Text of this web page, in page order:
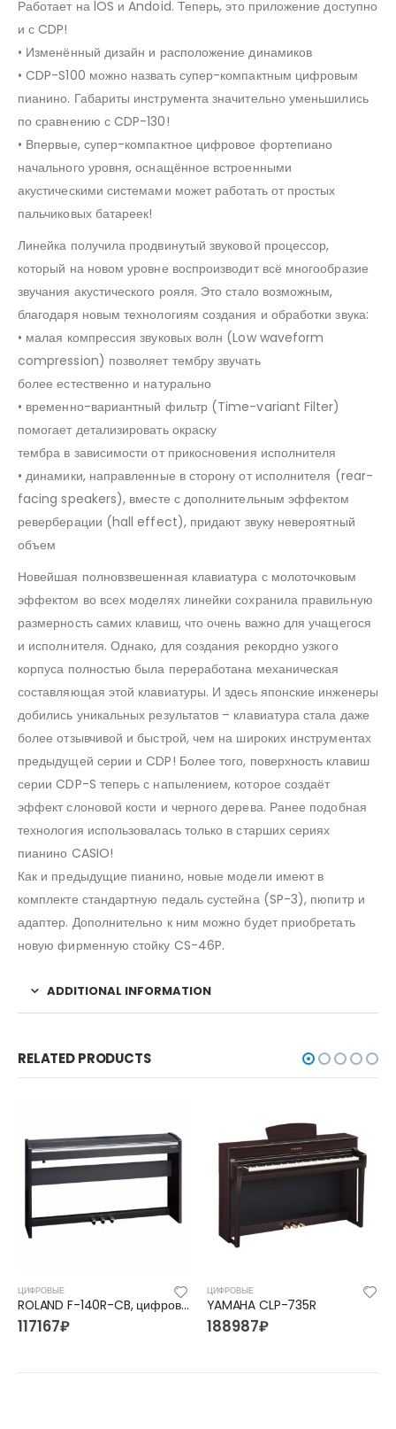
Работает на lOS и Andoid. Теперь, это приложение доступно
и с CDP!
• Изменённый дизайн и расположение динамиков
• CDP-S100 можно назвать супер-компактным цифровым
пианино. Габариты инструмента значительно уменьшились
по сравнению с CDP-130!
• Впервые, супер-компактное цифровое фортепиано
начального уровня, оснащённое встроенными
акустическими системами может работать от простых
пальчиковых батареек!
Линейка получила продвинутый звуковой процессор,
который на новом уровне воспроизводит всё многообразие
звучания акустического рояля. Это стало возможным,
благодаря новым технологиям создания и обработки звука:
• малая компрессия звуковых волн (Low waveform
compression) позволяет тембру звучать
более естественно и натурально
• временно-вариантный фильтр (Time-variant Filter)
помогает детализировать окраску
тембра в зависимости от прикосновения исполнителя
• динамики, направленные в сторону от исполнителя (rear-
facing speakers), вместе с дополнительным эффектом
реверберации (hall effect), придают звуку невероятный
объем
Новейшая полновзвешенная клавиатура с молоточковым
эффектом во всех моделях линейки сохранила правильную
размерность самих клавиш, что очень важно для учащегося
и исполнителя. Однако, для создания рекордно узкого
корпуса полностью была переработана механическая
составляющая этой клавиатуры. И здесь японские инженеры
добились уникальных результатов – клавиатура стала даже
более отзывчивой и быстрой, чем на широких инструментах
предыдущей серии и CDP! Более того, поверхность клавиш
серии CDP-S теперь с напылением, которое создаёт
эффект слоновой кости и черного дерева. Ранее подобная
технология использовалась только в старших сериях
пианино CASIO!
Как и предыдущие пианино, новые модели имеют в
комплекте стандартную педаль сустейна (SP-3), пюпитр и
адаптер. Дополнительно к ним можно будет приобретать
новую фирменную стойку CS-46P.
ADDITIONAL INFORMATION
RELATED PRODUCTS
ЦИФРОВЫЕ
ROLAND F-140R-CB, цифровое пианино
117167₽
ЦИФРОВЫЕ
YAMAHA CLP-735R
188987₽